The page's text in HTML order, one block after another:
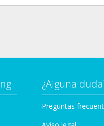
¿Alguna
Preguntas